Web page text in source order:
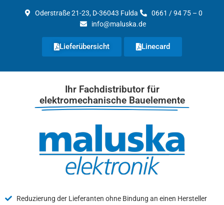
Oderstraße 21-23, D-36043 Fulda
0661 / 94 75 – 0
info@maluska.de
Lieferübersicht Linecard
Ihr Fachdistributor für
elektromechanische Bauelemente
Reduzierung der Lieferanten ohne Bindung an einen Hersteller